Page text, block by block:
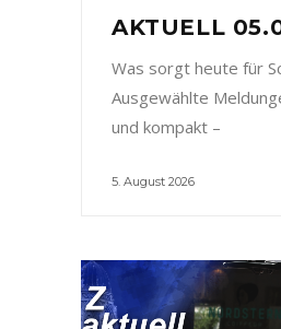
AKTUELL
Was sorgt heute für
Ausgewählte
und kompakt –
5. August 2026